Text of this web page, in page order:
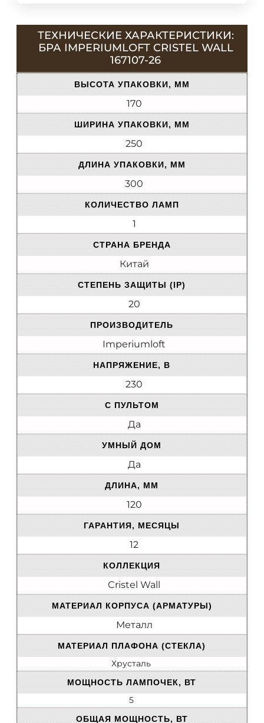
ТЕХНИЧЕСКИЕ ХАРАКТЕРИСТИКИ:
БРА IMPERIUMLOFT CRISTEL WALL
167107-26
ВЫСОТА УПАКОВКИ, ММ
170
ШИРИНА УПАКОВКИ, ММ
250
ДЛИНА УПАКОВКИ, ММ
300
КОЛИЧЕСТВО ЛАМП
1
СТРАНА БРЕНДА
Китай
СТЕПЕНЬ ЗАЩИТЫ (IP)
20
ПРОИЗВОДИТЕЛЬ
Imperiumloft
НАПРЯЖЕНИЕ, В
230
С ПУЛЬТОМ
Да
УМНЫЙ ДОМ
Да
ДЛИНА, ММ
120
ГАРАНТИЯ, МЕСЯЦЫ
12
КОЛЛЕКЦИЯ
Cristel Wall
МАТЕРИАЛ КОРПУСА (АРМАТУРЫ)
Металл
МАТЕРИАЛ ПЛАФОНА (СТЕКЛА)
Хрусталь
МОЩНОСТЬ ЛАМПОЧЕК, ВТ
5
ОБЩАЯ МОЩНОСТЬ, ВТ